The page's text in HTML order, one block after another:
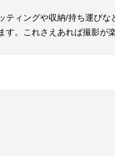
ティングや収納/持ち運びな
す。これさえあれば撮影が